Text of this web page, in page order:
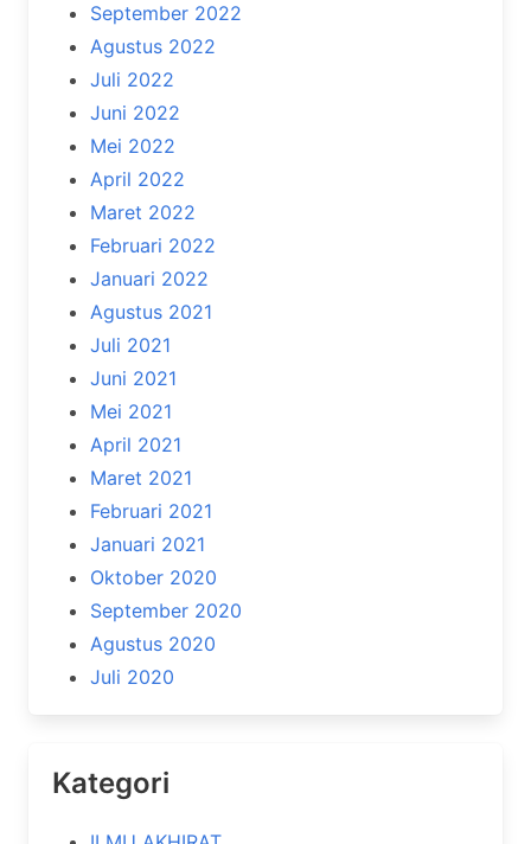
September 2022
Agustus 2022
Juli 2022
Juni 2022
Mei 2022
April 2022
Maret 2022
Februari 2022
Januari 2022
Agustus 2021
Juli 2021
Juni 2021
Mei 2021
April 2021
Maret 2021
Februari 2021
Januari 2021
Oktober 2020
September 2020
Agustus 2020
Juli 2020
Kategori